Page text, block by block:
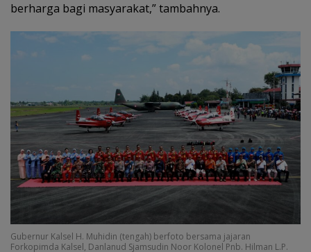
berharga bagi masyarakat,” tambahnya.
Gubernur Kalsel H. Muhidin (tengah) berfoto bersama jajaran
Forkopimda Kalsel, Danlanud Sjamsudin Noor Kolonel Pnb. Hilman L.P.